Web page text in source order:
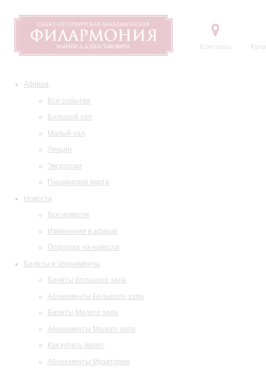
Контакты
Афиша
Все события
Большой зал
Малый зал
Лекции
Экскурсии
Пушкинская карта
Новости
Все новости
Изменения в афише
Подписка на новости
Билеты и абонементы
Билеты Большого зала
Абонементы Большого зала
Билеты Малого зала
Абонементы Малого зала
Как купить билет
Абонементы Музитория